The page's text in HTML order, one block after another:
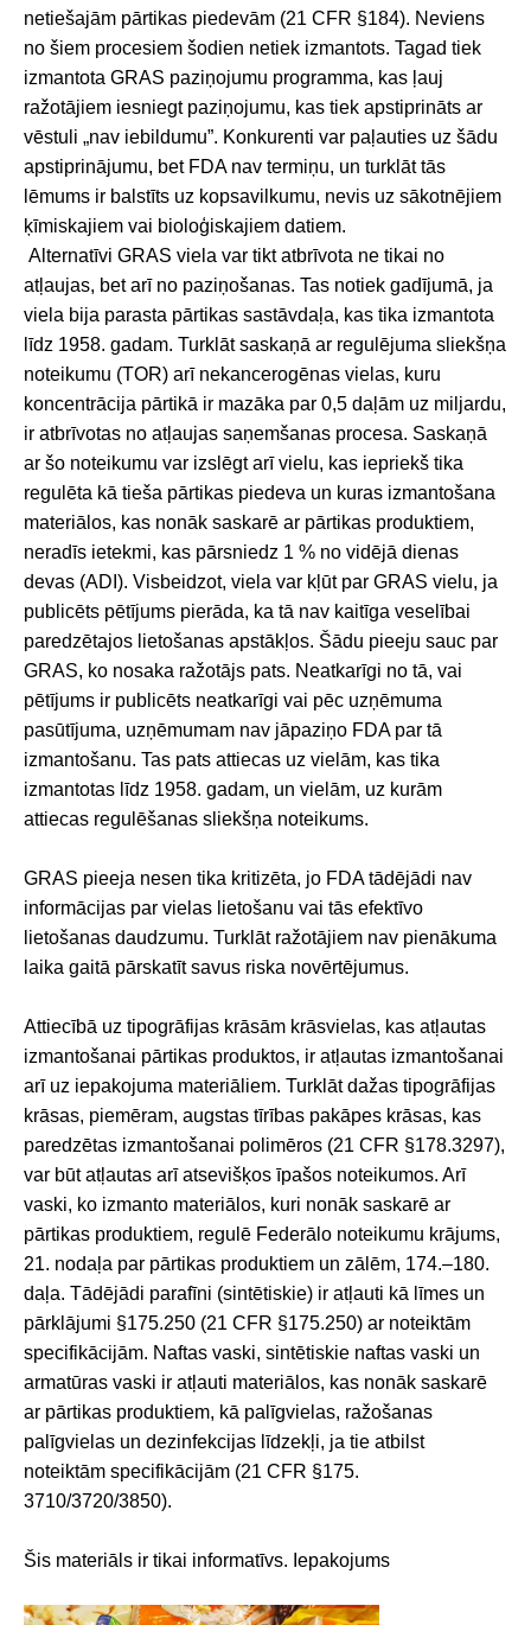
netiešajām pārtikas piedevām (21 CFR §184). Neviens
no šiem procesiem šodien netiek izmantots. Tagad tiek
izmantota GRAS paziņojumu programma, kas ļauj
ražotājiem iesniegt paziņojumu, kas tiek apstiprināts ar
vēstuli „nav iebildumu”. Konkurenti var paļauties uz šādu
apstiprinājumu, bet FDA nav termiņu, un turklāt tās
lēmums ir balstīts uz kopsavilkumu, nevis uz sākotnējiem
ķīmiskajiem vai bioloģiskajiem datiem.
Alternatīvi GRAS viela var tikt atbrīvota ne tikai no
atļaujas, bet arī no paziņošanas. Tas notiek gadījumā, ja
viela bija parasta pārtikas sastāvdaļa, kas tika izmantota
līdz 1958. gadam. Turklāt saskaņā ar regulējuma sliekšņa
noteikumu (TOR) arī nekancerogēnas vielas, kuru
koncentrācija pārtikā ir mazāka par 0,5 daļām uz miljardu,
ir atbrīvotas no atļaujas saņemšanas procesa. Saskaņā
ar šo noteikumu var izslēgt arī vielu, kas iepriekš tika
regulēta kā tieša pārtikas piedeva un kuras izmantošana
materiālos, kas nonāk saskarē ar pārtikas produktiem,
neradīs ietekmi, kas pārsniedz 1 % no vidējā dienas
devas (ADI). Visbeidzot, viela var kļūt par GRAS vielu, ja
publicēts pētījums pierāda, ka tā nav kaitīga veselībai
paredzētajos lietošanas apstākļos. Šādu pieeju sauc par
GRAS, ko nosaka ražotājs pats. Neatkarīgi no tā, vai
pētījums ir publicēts neatkarīgi vai pēc uzņēmuma
pasūtījuma, uzņēmumam nav jāpaziņo FDA par tā
izmantošanu. Tas pats attiecas uz vielām, kas tika
izmantotas līdz 1958. gadam, un vielām, uz kurām
attiecas regulēšanas sliekšņa noteikums.
GRAS pieeja nesen tika kritizēta, jo FDA tādējādi nav
informācijas par vielas lietošanu vai tās efektīvo
lietošanas daudzumu. Turklāt ražotājiem nav pienākuma
laika gaitā pārskatīt savus riska novērtējumus.
Attiecībā uz tipogrāfijas krāsām krāsvielas, kas atļautas
izmantošanai pārtikas produktos, ir atļautas izmantošanai
arī uz iepakojuma materiāliem. Turklāt dažas tipogrāfijas
krāsas, piemēram, augstas tīrības pakāpes krāsas, kas
paredzētas izmantošanai polimēros (21 CFR §178.3297),
var būt atļautas arī atsevišķos īpašos noteikumos. Arī
vaski, ko izmanto materiālos, kuri nonāk saskarē ar
pārtikas produktiem, regulē Federālo noteikumu krājums,
21. nodaļa par pārtikas produktiem un zālēm, 174.–180.
daļa. Tādējādi parafīni (sintētiskie) ir atļauti kā līmes un
pārklājumi §175.250 (21 CFR §175.250) ar noteiktām
specifikācijām. Naftas vaski, sintētiskie naftas vaski un
armatūras vaski ir atļauti materiālos, kas nonāk saskarē
ar pārtikas produktiem, kā palīgvielas, ražošanas
palīgvielas un dezinfekcijas līdzekļi, ja tie atbilst
noteiktām specifikācijām (21 CFR §175.
3710/3720/3850).
Šis materiāls ir tikai informatīvs. Iepakojums